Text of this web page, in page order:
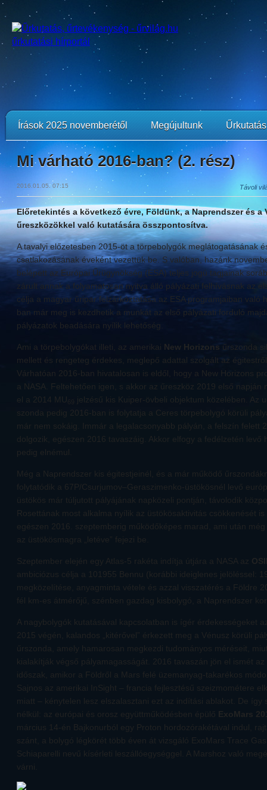
Írások 2025 novemberétől Megújultunk
Mi várható 2016-ban? (2. rész)
2016.01.05. 07:15 Távoli
Előretekintés a következő évre, Földünk, a Naprendszer és a
űreszközökkel való kutatására összpontosítva.
A tavalyi előzetesben 2015-öt a törpebolygók meglátogatásának
csatlakozásának éveként vezettük be. S valóban, hazánk
belépett az Európai Űrügynökség (ESA) teljes jogú tagjainak
zárult annak a folyamatosan nyitva álló pályázati felhívásnak az
célja a magyar űripar felzárkóztatása az ESA programjaiban való
ban már meg is kezdhetik a munkát az első pályázati forduló
pályázatok beadására nyílik lehetőség.
Ami a törpebolygókat illeti, az amerikai New Horizons űrszonda
mellett és rengeteg érdekes, meglepő adattal szolgált az
Várhatóan 2016-ban hivatalosan is eldől, hogy a New Horizons
a NASA. Feltehetően igen, s akkor az űreszköz 2019 első napján
el a 2014 MU
jelzésű kis Kuiper-övbeli objektum közelében. Az
szonda pedig 2016-ban is folytatja a Ceres törpebolygó körüli
már nem sokáig. Immár a legalacsonyabb pályán, a felszín felett
dolgozik, egészen 2016 tavaszáig. Akkor elfogy a fedélzetén levő
pedig elnémul.
Még a Naprendszer kis égitestjeinél, és a már működő
folytatódik a 67P/Csurjumov–Geraszimenko-üstökösnél levő
üstökös már túljutott pályájának napközeli pontján, távolodik
Rosettának most alkalma nyílik az üstökösaktivitás csökkenését
egészen 2016. szeptemberig működőképes marad, ami után
az üstökösmagra „letéve” fejezi be.
Szeptember elején egy Atlas-5 rakéta indítja útjára a NASA az
ambiciózus célja a 101955 Bennu (korábbi ideiglenes jelöléssel:
megközelítése, anyagminta vétele és azzal visszatérés a Földre
fél km-es átmérőjű, szénben gazdag kisbolygó, a Naprendszer
A nagybolygók kutatásával kapcsolatban is ígér érdekességeket
2015 végén, kalandos „kitérővel” érkezett meg a Vénusz körüli
űrszonda, amely hamarosan megkezdi tudományos méréseit,
kialakítják végső pályamagasságát. 2016 tavaszán jön el ismét
időszak, amikor a Földről a Mars felé üzemanyag-takarékos
Sajnos az amerikai InSight – francia fejlesztésű szeizmométere
miatt – kénytelen lesz elszalasztani ezt az indítási ablakot. De így
nélkül: az európai és orosz együttműködésben épülő ExoMars
március 14-én Bajkonurból egy Proton hordozórakétával indul,
szánt, a bolygó légkörét több éven át vizsgáló ExoMars Trace
Schiaparelli nevű kísérleti leszállóegységgel. A Marshoz való
várni.